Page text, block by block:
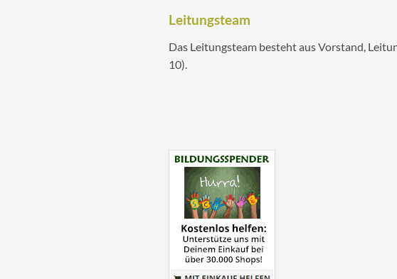
Leitungsteam
Das Leitungsteam besteht aus Vorstand,
10).